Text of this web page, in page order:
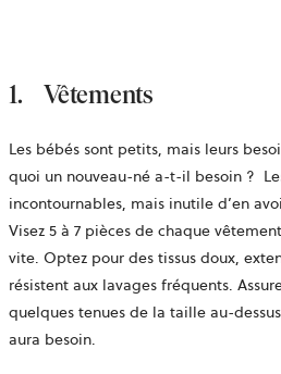
1. Vêtements
Les bébés sont petits, mais leurs
quoi un nouveau-né a-t-il besoin ?
incontournables, mais inutile d’en
Visez 5 à 7 pièces de chaque
vite. Optez pour des tissus doux,
résistent aux lavages fréquents.
quelques tenues de la taille au-
aura besoin.